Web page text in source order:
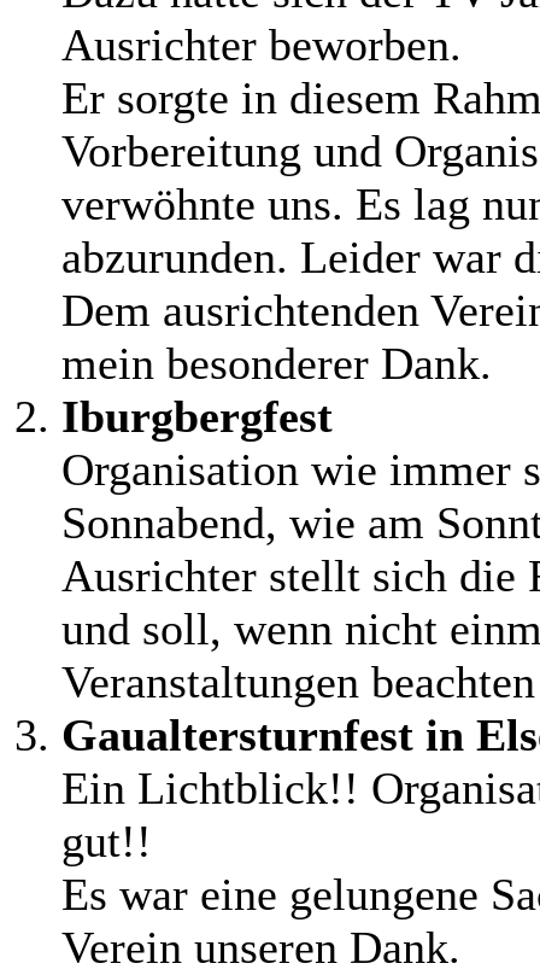
Ausrichter beworben.
Er sorgte in diesem
Vorbereitung und
verwöhnte uns. Es lag
abzurunden. Leider war
Dem ausrichtenden
mein besonderer Dank.
Iburgbergfest
Organisation wie immer
Sonnabend, wie am
Ausrichter stellt sich die
und soll, wenn nicht
Veranstaltungen
Gaualtersturnfest in
Ein Lichtblick!!
gut!!
Es war eine gelungene
Verein unseren Dank.